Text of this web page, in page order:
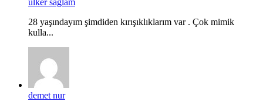
28 yaşındayım şimdiden kırışıklıklarım var . Çok mimik
kulla...
demet nur